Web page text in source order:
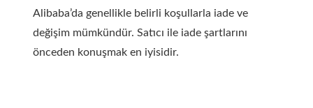
Alibaba’da genellikle belirli koşullarla iade ve
değişim mümkündür. Satıcı ile iade şartlarını
önceden konuşmak en iyisidir.